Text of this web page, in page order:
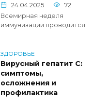
24.04.2025
72
Всемирная неделя
иммунизации проводится
ЗДОРОВЬЕ
Вирусный гепатит С:
симптомы,
осложнения и
профилактика